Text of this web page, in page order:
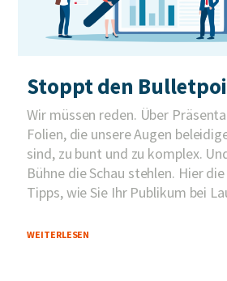
Stoppt den
Wir müssen reden. Über
Folien, die unsere Augen
sind, zu bunt und zu komplex.
Bühne die Schau stehlen. Hier
Tipps, wie Sie Ihr Publikum bei
WEITERLESEN